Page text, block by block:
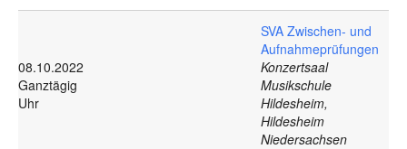
08.10.2022
Ganztägig
Uhr
SVA Zwischen- und
Aufnahmeprüfungen
Konzertsaal
Musikschule
Hildesheim,
Hildesheim
Niedersachsen